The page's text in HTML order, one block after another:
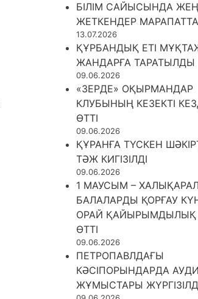
БІЛІМ САЙЫСЫНДА
ЖЕТКЕНДЕР
13.07.2026
ҚҰРБАНДЫҚ ЕТІ
ЖАНДАРҒА ТАРАТЫЛДЫ
09.06.2026
«ЗЕРДЕ» ОҚЫРМАНДАР
КЛУБЫНЫҢ КЕЗЕКТІ
ӨТТІ
09.06.2026
ҚҰРАНҒА ТҮСКЕН
ТӘЖ КИГІЗІЛДІ
09.06.2026
1 МАУСЫМ –
БАЛАЛАРДЫ ҚОРҒАУ
ОРАЙ
ӨТТІ
09.06.2026
ПЕТРОПАВЛДАҒЫ
КӘСІПОРЫНДАРДА
ЖҰМЫСТАРЫ